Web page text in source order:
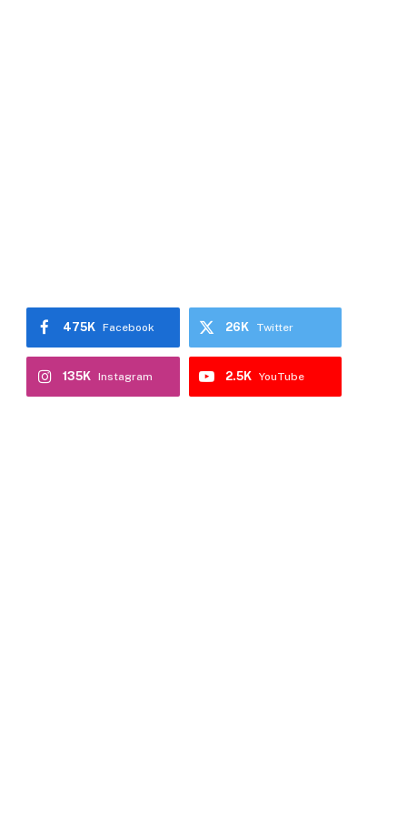
Facebook
475K Twitter
26K
Instagram
135K YouTube
2.5K